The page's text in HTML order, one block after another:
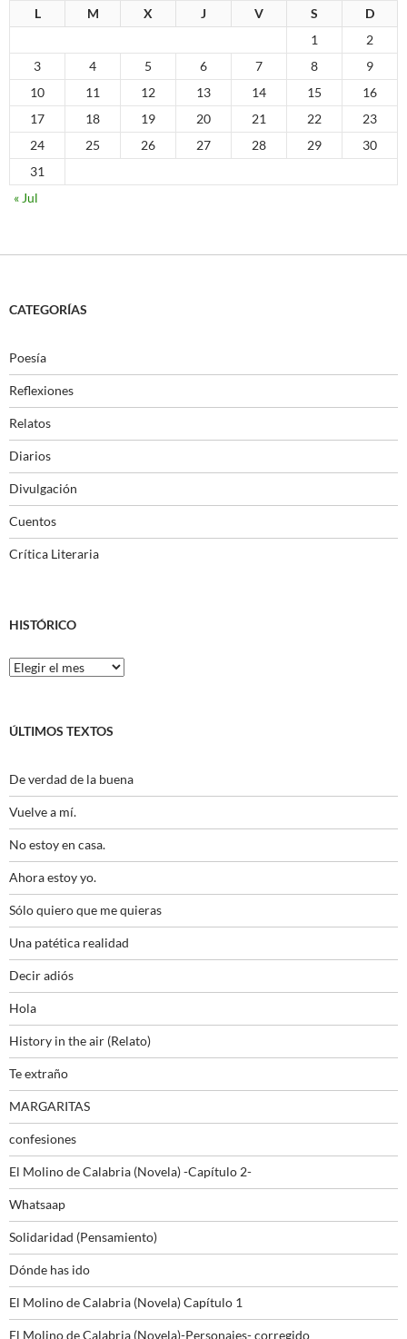
L M X J V S
D
1
2
3
4 5 6 7 8
9
10
11 12 13 14 15
16
17
18 19 20 21 22
23
24
25 26 27 28 29
30
31
« Jul
CATEGORÍAS
Poesía
Reflexiones
Relatos
Diarios
Divulgación
Cuentos
Crítica Literaria
HISTÓRICO
Histórico
ÚLTIMOS TEXTOS
De verdad de la buena
Vuelve a mí.
No estoy en casa.
Ahora estoy yo.
Sólo quiero que me quieras
Una patética realidad
Decir adiós
Hola
History in the air (Relato)
Te extraño
MARGARITAS
confesiones
El Molino de Calabria (Novela) -Capítulo 2-
Whatsaap
Solidaridad (Pensamiento)
Dónde has ido
El Molino de Calabria (Novela) Capítulo 1
El Molino de Calabria (Novela)-Personajes- corregido